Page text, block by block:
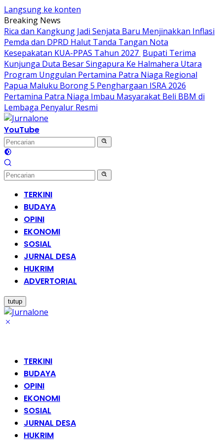
Langsung ke konten
Breaking News
Rica dan Kangkung Jadi Senjata Baru Menjinakkan Inflasi
Pemda dan DPRD Halut Tanda Tangan Nota
Kesepakatan KUA-PPAS Tahun 2027 Bupati Terima
Kunjunga Duta Besar Singapura Ke Halmahera Utara
Program Unggulan Pertamina Patra Niaga Regional
Papua Maluku Borong 5 Penghargaan ISRA 2026
Pertamina Patra Niaga Imbau Masyarakat Beli BBM di
Lembaga Penyalur Resmi
YouTube
TERKINI
BUDAYA
OPINI
EKONOMI
SOSIAL
JURNAL DESA
HUKRIM
ADVERTORIAL
tutup
TERKINI
BUDAYA
OPINI
EKONOMI
SOSIAL
JURNAL DESA
HUKRIM